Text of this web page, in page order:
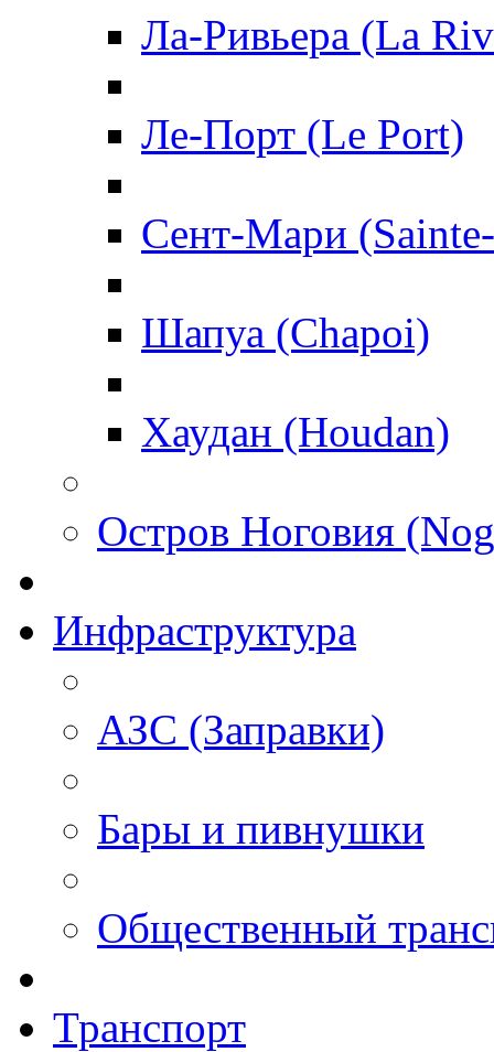
Ла-Ривьера (La
Ле-Порт (Le Port)
Сент-Мари
Шапуа (Chapoi)
Хаудан (Houdan)
Остров Ноговия
Инфраструктура
АЗС (Заправки)
Бары и пивнушки
Общественный
Транспорт